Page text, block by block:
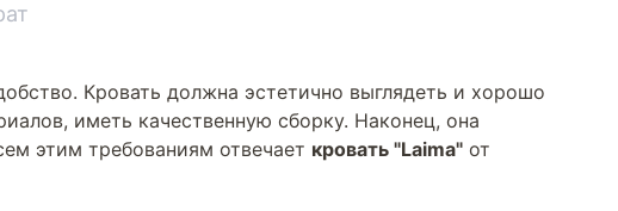
Кровать должна эстетично выглядеть и хорошо
иметь качественную сборку. Наконец, она
этим требованиям отвечает кровать "Laima" от